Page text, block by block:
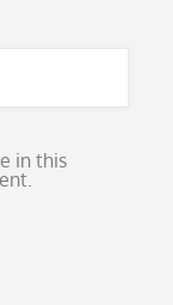
in this